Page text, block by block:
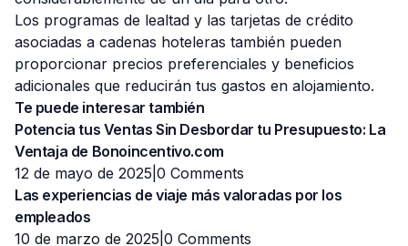
Los programas de lealtad y las tarjetas de crédito
asociadas a cadenas hoteleras también pueden
proporcionar precios preferenciales y beneficios
adicionales que reducirán tus gastos en alojamiento.
Te puede interesar también
Potencia tus Ventas Sin Desbordar tu Presupuesto: La
Ventaja de Bonoincentivo.com
12 de mayo de 2025| 0 Comments
Las experiencias de viaje más valoradas por los
empleados
10 de marzo de 2025| 0 Comments